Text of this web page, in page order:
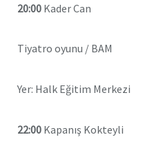
20:00 Kader Can
Tiyatro oyunu / BAM
Yer: Halk Eğitim Merkezi
22:00 Kapanış Kokteyli